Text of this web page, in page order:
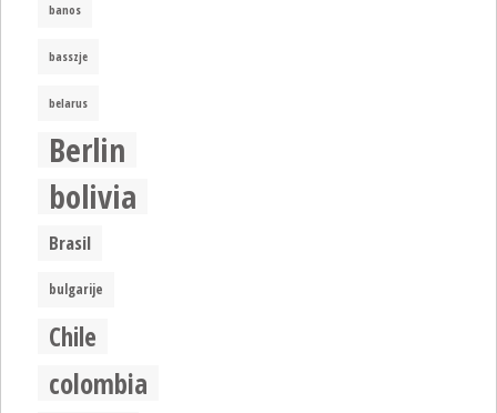
banos
basszje
belarus
Berlin
bolivia
Brasil
bulgarije
Chile
colombia